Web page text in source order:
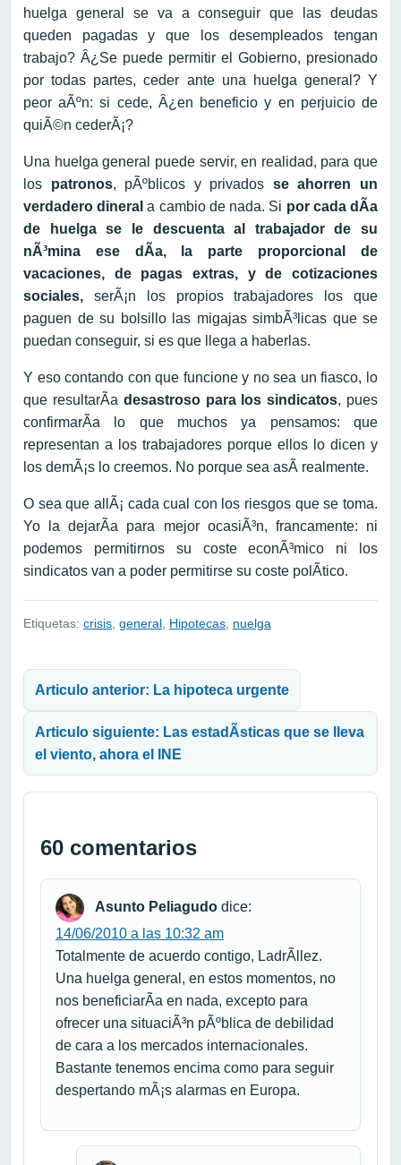
huelga general se va a conseguir que las deudas
queden pagadas y que los desempleados tengan
trabajo? Â¿Se puede permitir el Gobierno, presionado
por todas partes, ceder ante una huelga general? Y
peor aÃºn: si cede, Â¿en beneficio y en perjuicio de
quiÃ©n cederÃ¡?
Una huelga general puede servir, en realidad, para que
los patronos, pÃºblicos y privados se ahorren un
verdadero dineral a cambio de nada. Si por cada dÃ­a
de huelga se le descuenta al trabajador de su
nÃ³mina ese dÃ­a, la parte proporcional de
vacaciones, de pagas extras, y de cotizaciones
sociales, serÃ¡n los propios trabajadores los que
paguen de su bolsillo las migajas simbÃ³licas que se
puedan conseguir, si es que llega a haberlas.
Y eso contando con que funcione y no sea un fiasco, lo
que resultarÃ­a desastroso para los sindicatos, pues
confirmarÃ­a lo que muchos ya pensamos: que
representan a los trabajadores porque ellos lo dicen y
los demÃ¡s lo creemos. No porque sea asÃ­ realmente.
O sea que allÃ¡ cada cual con los riesgos que se toma.
Yo la dejarÃ­a para mejor ocasiÃ³n, francamente: ni
podemos permitirnos su coste econÃ³mico ni los
sindicatos van a poder permitirse su coste polÃ­tico.
Etiquetas: crisis general Hipotecas nuelga
Articulo anterior: La hipoteca urgente
Articulo siguiente: Las estadÃ­sticas que se lleva
el viento, ahora el INE
60 comentarios
Asunto Peliagudo dice:
14/06/2010 a las 10:32 am
Totalmente de acuerdo contigo, LadrÃ­llez.
Una huelga general, en estos momentos, no
nos beneficiarÃ­a en nada, excepto para
ofrecer una situaciÃ³n pÃºblica de debilidad
de cara a los mercados internacionales.
Bastante tenemos encima como para seguir
despertando mÃ¡s alarmas en Europa.